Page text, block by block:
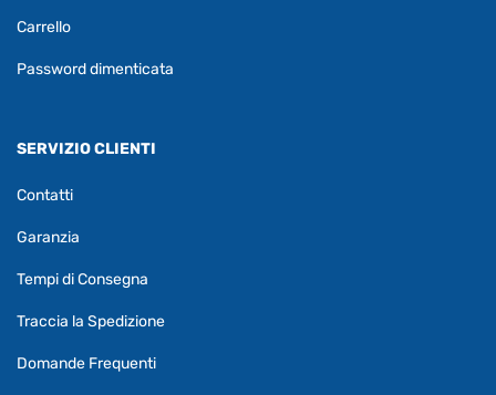
Carrello
Password dimenticata
SERVIZIO CLIENTI
Contatti
Garanzia
Tempi di Consegna
Traccia la Spedizione
Domande Frequenti